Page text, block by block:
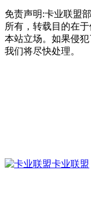
免责声明:卡业联盟
所有，转载目的在
本站立场。如果侵
我们将尽快处理。
卡业联盟